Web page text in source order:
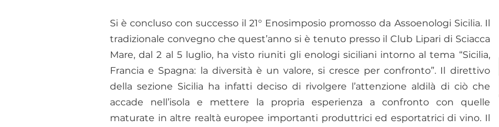
Si è concluso con successo il 21° Enosimposio promosso da Assoenologi Sicilia. Il
tradizionale convegno che quest’anno si è tenuto presso il Club Lipari di Sciacca
Mare, dal 2 al 5 luglio, ha visto riuniti gli enologi siciliani intorno al tema “Sicilia,
Francia e Spagna: la diversità è un valore, si cresce per confronto”. Il direttivo
della sezione Sicilia ha infatti deciso di rivolgere l’attenzione aldilà di ciò che
accade nell’isola e mettere la propria esperienza a confronto con quelle
maturate in altre realtà europee importanti produttrici ed esportatrici di vino. Il